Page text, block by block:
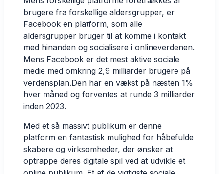
brugere fra forskellige aldersgrupper, er
Facebook en platform, som alle
aldersgrupper bruger til at komme i kontakt
med hinanden og socialisere i onlineverdenen.
Mens Facebook er det mest aktive sociale
medie med omkring 2,9 milliarder brugere på
verdensplan.Den har en vækst på næsten 1%
hver måned og forventes at runde 3 milliarder
inden 2023.
Med et så massivt publikum er denne
platform en fantastisk mulighed for håbefulde
skabere og virksomheder, der ønsker at
optrappe deres digitale spil ved at udvikle et